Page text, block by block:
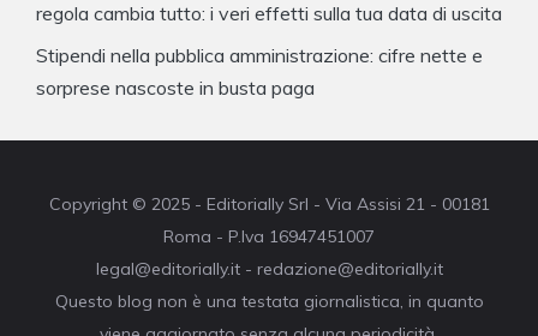
regola cambia tutto: i veri effetti sulla tua data di uscita
Stipendi nella pubblica amministrazione: cifre nette e
sorprese nascoste in busta paga
Copyright © 2025 - Editorially Srl - Via Assisi 21 - 00181
Roma - P.Iva 16947451007
legal@editorially.it - redazione@editorially.it
Questo blog non è una testata giornalistica, in quanto